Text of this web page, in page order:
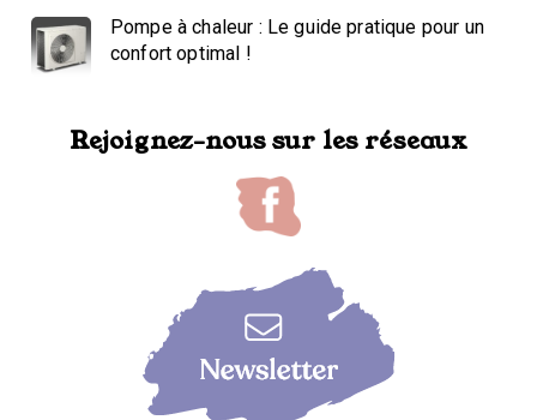
Pompe à chaleur : Le guide pratique pour un
confort optimal !
Rejoignez-nous sur les réseaux